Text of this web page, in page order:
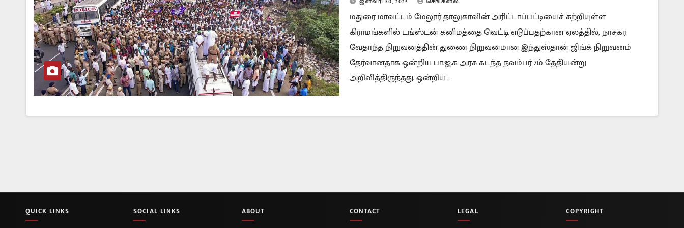
மதுரை மாவட்டம் மேலூர் தாலுகாவின் அரிட்டாப்பட்டியைச் சுற்றியுள்ள
கிராமங்களில் டங்ஸ்டன் கனிமத்தை வெட்டி எடுப்பதற்கான ஏலத்தில், நாசகர
வேதாந்த நிறுவனத்தின் துணை நிறுவனமான இந்துஸ்தான் ஜிங்க் நிறுவனம்
தேர்வானதாக ஒன்றிய பா.ஜ.க அரசு கடந்த நவம்பர் 7ம் தேதியன்று
அறிவித்திருந்தது. ஒன்றிய…
QUICK LINKS SOCIAL LINKS ABOUT CONTACT LEGAL COPYRIGHT